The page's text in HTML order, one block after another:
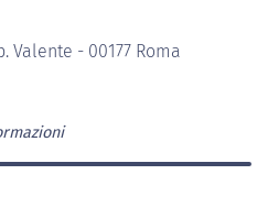
Valente - 00177 Roma